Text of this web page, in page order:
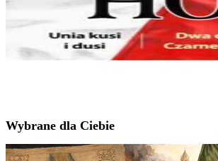
Wybrane dla Ciebie